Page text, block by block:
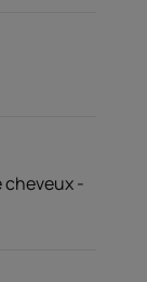
cheveux -